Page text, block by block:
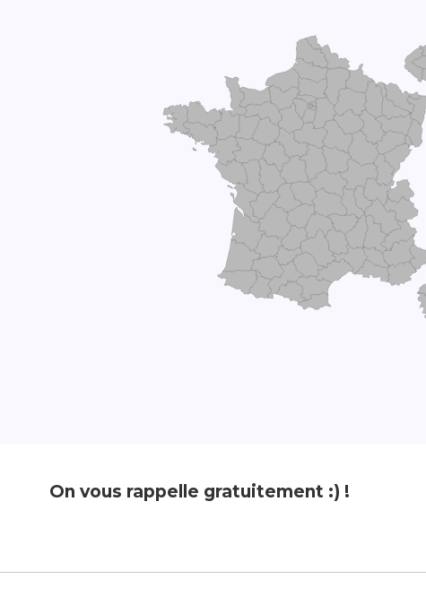
On vous rappelle gratuitement :) !